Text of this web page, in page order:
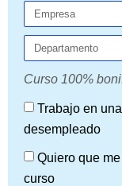
Curso 100%
Trabajo en
desempleado
Quiero que
curso